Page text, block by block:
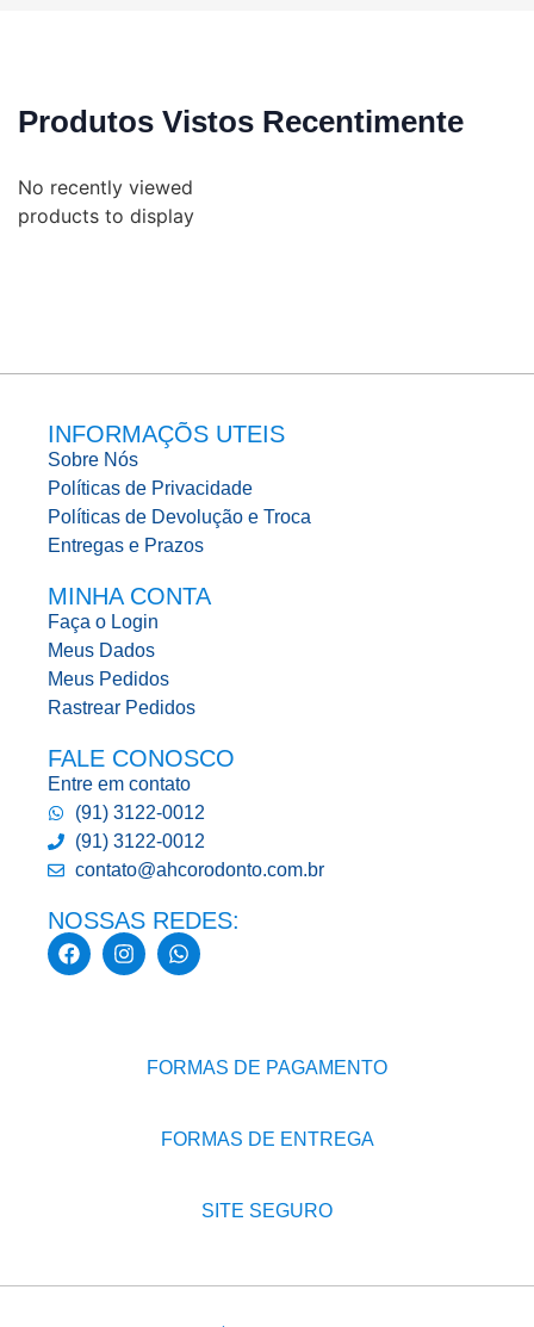
Produtos Vistos Recentimente
No recently viewed
products to display
INFORMAÇÕS UTEIS
Sobre Nós
Políticas de Privacidade
Políticas de Devolução e Troca
Entregas e Prazos
MINHA CONTA
Faça o Login
Meus Dados
Meus Pedidos
Rastrear Pedidos
FALE CONOSCO
Entre em contato
(91) 3122-0012
(91) 3122-0012
contato@ahcorodonto.com.br
NOSSAS REDES:
FORMAS DE PAGAMENTO
FORMAS DE ENTREGA
SITE SEGURO